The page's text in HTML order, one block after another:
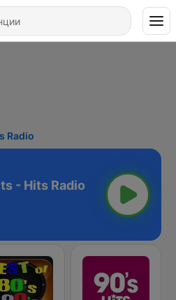
Radio
- Hits Radio